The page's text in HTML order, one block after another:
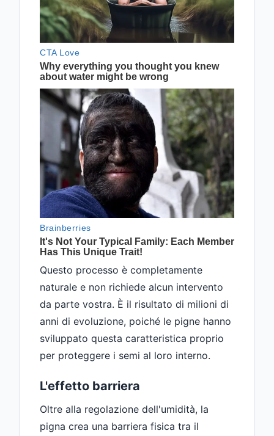
Questo processo è completamente
naturale e non richiede alcun intervento
da parte vostra. È il risultato di milioni di
anni di evoluzione, poiché le pigne hanno
sviluppato questa caratteristica proprio
per proteggere i semi al loro interno.
L'effetto barriera
Oltre alla regolazione dell'umidità, la
pigna crea una barriera fisica tra il